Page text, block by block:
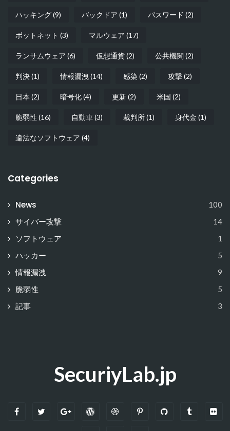
ハッキング(9) バックドア (1) パスワード (2)
ボットネット (3) マルウェア (17)
ランサムウェア (6) 仮想通貨(2) 公共機関 (2)
判決(1) 情報漏洩 (14) 感染 (2) 攻撃(2)
日本 (2) 暗号化(4) 更新(2) 米国 (2)
脆弱性 (16) 自動車(3) 裁判所(1) 身代金 (1)
違法なソフトウェア (4)
Categories
News 100
サイバー攻撃 14
ソフトウェア 1
ハッカー 5
情報漏洩 9
脆弱性 5
記事 3
SecuriyLab.jp